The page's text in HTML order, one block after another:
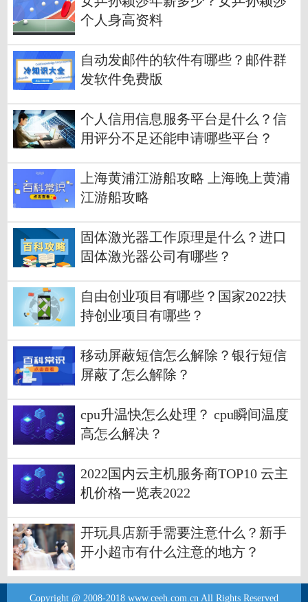
个人身高资料
自动发邮件的软件有哪些？邮件群
发软件免费版
个人信用信息服务平台是什么？信
用评分不足还能申请哪些平台？
上海黄浦江游船攻略 上海晚上黄浦
江游船攻略
固体激光器工作原理是什么？进口
固体激光器公司有哪些？
自由创业项目有哪些？国家2022扶
持创业项目有哪些？
移动屏蔽短信怎么解除？银行短信
屏蔽了怎么解除？
cpu升温快怎么处理？ cpu瞬间温度
高怎么解决？
2022国内云主机服务商TOP10 云主
机价格一览表2022
开玩具店新手需要注意什么？新手
开小超市有什么注意的地方？
Copyright @ 2008-2018 www.ceeh.com.cn All Rights Reserved